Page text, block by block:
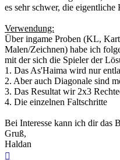
es sehr schwer, die eigentliche
Verwendung:
Über ingame Proben (KL,
Malen/Zeichnen) habe ich
mit der sich die Spieler der
1. Das As'Haima wird nur
2. Aber auch Diagonale sind
3. Das Resultat wir 2x3
4. Die einzelnen Faltschritte
Bei Interesse kann ich dir das
Gruß,
Haldan